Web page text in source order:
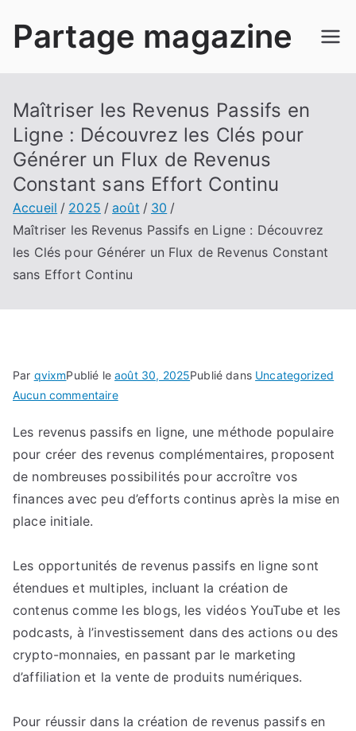
Partage magazine
Maîtriser les Revenus Passifs en
Ligne : Découvrez les Clés pour
Générer un Flux de Revenus
Constant sans Effort Continu
Accueil 2025 août
30
Maîtriser les Revenus Passifs en Ligne : Découvrez
les Clés pour Générer un Flux de Revenus Constant
sans Effort Continu
Par qvixmPublié leaoût 30, 2025Publié dans Uncategorized
Aucun commentairesur
les
Revenus
Passifs
en
les
Clés
pour
Générer
un
Flux
Les revenus passifs en ligne, une méthode populaire
pour créer des revenus complémentaires, proposent
de nombreuses possibilités pour accroître vos
finances avec peu d’efforts continus après la mise en
place initiale.
Les opportunités de revenus passifs en ligne sont
étendues et multiples, incluant la création de
contenus comme les blogs, les vidéos YouTube et les
podcasts, à l’investissement dans des actions ou des
crypto-monnaies, en passant par le marketing
d’affiliation et la vente de produits numériques.
Pour réussir dans la création de revenus passifs en